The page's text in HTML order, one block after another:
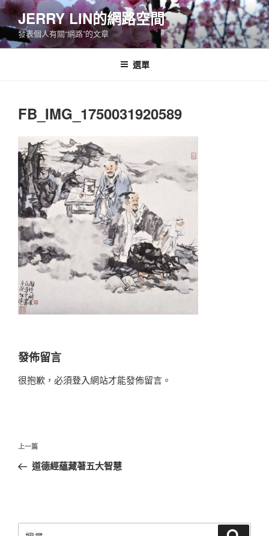
跳
至
主
要
JERRY LIN的網路空間
發表個人有關“網路”的文章
選單
FB_IMG_1750031920589
發佈留言
很抱歉，必須登入網站才能發佈留言。
文
導
上
一
上一篇
道德經蘊藏著五大智慧